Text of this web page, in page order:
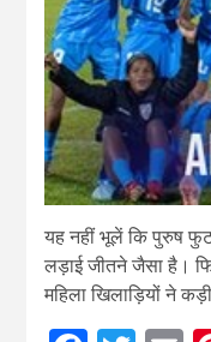
यह नहीं भूलें कि पुरुष
लड़ाई जीतने जैसा है।
महिला खिलाड़ियों ने